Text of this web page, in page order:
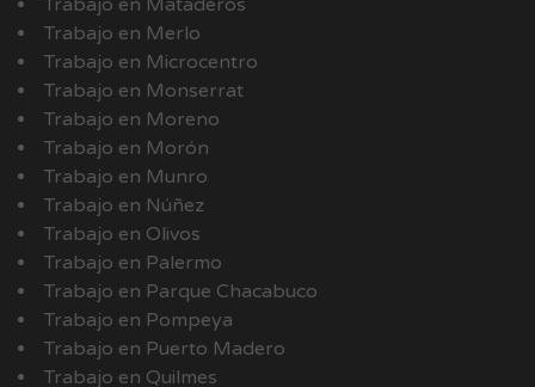
Trabajo en Mataderos
Trabajo en Merlo
Trabajo en Microcentro
Trabajo en Monserrat
Trabajo en Moreno
Trabajo en Morón
Trabajo en Munro
Trabajo en Núñez
Trabajo en Olivos
Trabajo en Palermo
Trabajo en Parque Chacabuco
Trabajo en Pompeya
Trabajo en Puerto Madero
Trabajo en Quilmes